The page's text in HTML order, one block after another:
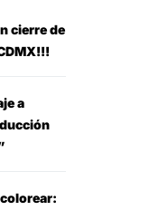
cierre de
a